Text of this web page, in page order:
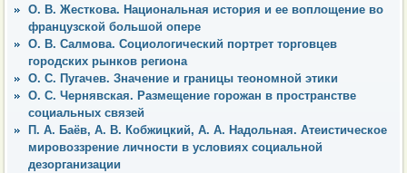
О. В. Жесткова. Национальная история и ее воплощение во
французской большой опере
О. В. Салмова. Социологический портрет торговцев
городских рынков региона
О. С. Пугачев. Значение и границы теономной этики
О. С. Чернявская. Размещение горожан в пространстве
социальных связей
П. А. Баёв, А. В. Кобжицкий, А. А. Надольная. Атеистическое
мировоззрение личности в условиях социальной
дезорганизации